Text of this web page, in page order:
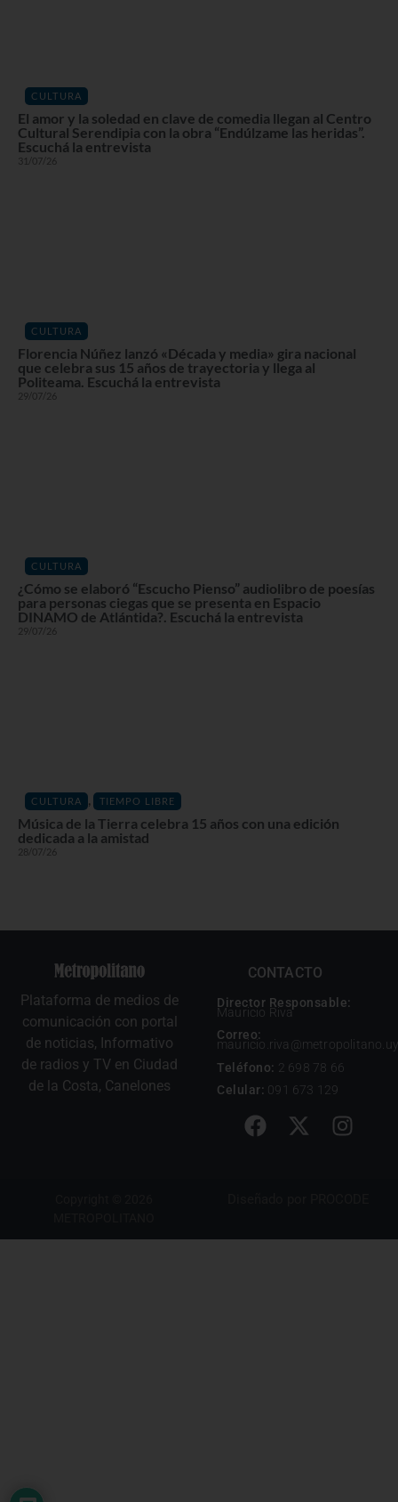
CULTURA
El amor y la soledad en clave de comedia llegan al Centro
Cultural Serendipia con la obra “Endúlzame las heridas”.
Escuchá la entrevista
31/07/26
CULTURA
Florencia Núñez lanzó «Década y media» gira nacional
que celebra sus 15 años de trayectoria y llega al
Politeama. Escuchá la entrevista
29/07/26
CULTURA
¿Cómo se elaboró “Escucho Pienso” audiolibro de poesías
para personas ciegas que se presenta en Espacio
DINAMO de Atlántida?. Escuchá la entrevista
29/07/26
CULTURA , TIEMPO LIBRE
Música de la Tierra celebra 15 años con una edición
dedicada a la amistad
28/07/26
Plataforma de medios de
comunicación con portal
de noticias, Informativo
de radios y TV en Ciudad
de la Costa, Canelones
CONTACTO
Director Responsable:
Mauricio Riva
Correo:
mauricio.riva@metropolitano.uy
Teléfono: 2 698 78 66
Celular: 091 673 129